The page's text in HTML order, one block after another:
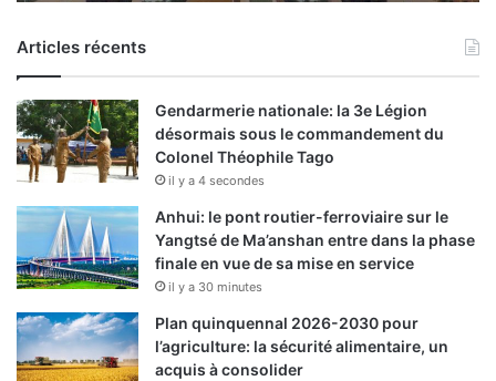
Articles récents
Gendarmerie nationale: la 3e Légion
désormais sous le commandement du
Colonel Théophile Tago
il y a 4 secondes
Anhui: le pont routier-ferroviaire sur le
Yangtsé de Ma’anshan entre dans la phase
finale en vue de sa mise en service
il y a 30 minutes
Plan quinquennal 2026-2030 pour
l’agriculture: la sécurité alimentaire, un
acquis à consolider